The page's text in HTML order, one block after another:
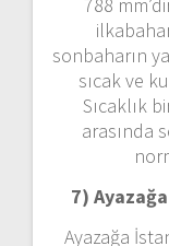
788
sonbaharın
sıcak ve
Sıcaklık
arasında
7)
Ayazağa